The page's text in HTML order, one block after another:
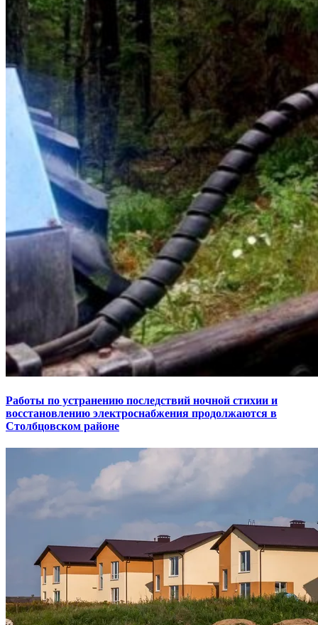
Работы по устранению последствий ночной стихии и
восстановлению электроснабжения продолжаются в
Столбцовском районе